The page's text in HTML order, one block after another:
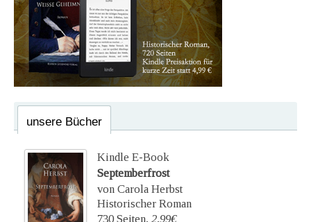
unsere Bücher
Kindle E-Book
Septemberfrost
von Carola Herbst
Historischer Roman
730 Seiten, 2,99€